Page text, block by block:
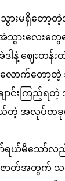
သွားမရှိတေ
သွားလေးတွ
ါနဲ့ ဈေးတန်
ရှိလောက်တေ
ာင်းကြည့်ရ
အလုပ်တခု
ာ်ရယ်မိသော်
ဇာတ်အတွက်